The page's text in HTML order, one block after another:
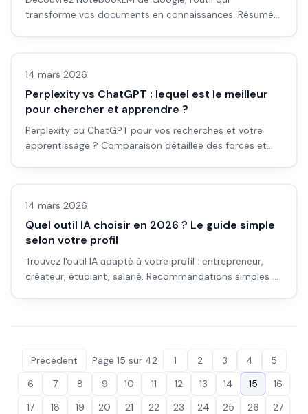
transforme vos documents en connaissances. Résumés,
LLM & fondamentaux IA
14 mars 2026
Perplexity vs ChatGPT : lequel est le meilleur
pour chercher et apprendre ?
Perplexity ou ChatGPT pour vos recherches et votre
apprentissage ? Comparaison détaillée des forces et
Avis outils/services
14 mars 2026
Quel outil IA choisir en 2026 ? Le guide simple
selon votre profil
Trouvez l'outil IA adapté à votre profil : entrepreneur,
créateur, étudiant, salarié. Recommandations simples et
Précédent Page 15 sur 42 1 2 3 4
5
6
7 8 9 10 11 12 13 14 15
16
17
18 19 20 21 22 23 24 25 26
27